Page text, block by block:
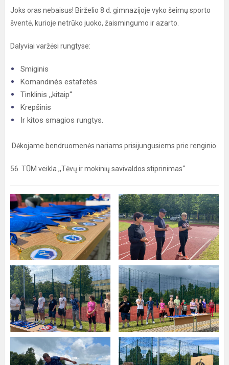
Joks oras nebaisus! Birželio 8 d. gimnazijoje vyko šeimų sporto
šventė, kurioje netrūko juoko, žaismingumo ir azarto.
Dalyviai varžėsi rungtyse:
Smiginis
Komandinės estafetės
Tinklinis ,,kitaip“
Krepšinis
Ir kitos smagios rungtys.
Dėkojame bendruomenės nariams prisijungusiems prie renginio.
56. TŪM veikla ,,Tėvų ir mokinių savivaldos stiprinimas“